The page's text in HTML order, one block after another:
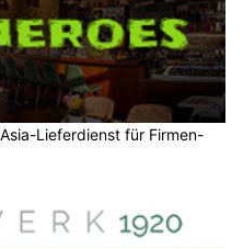
Lieferdienst für Firmen-